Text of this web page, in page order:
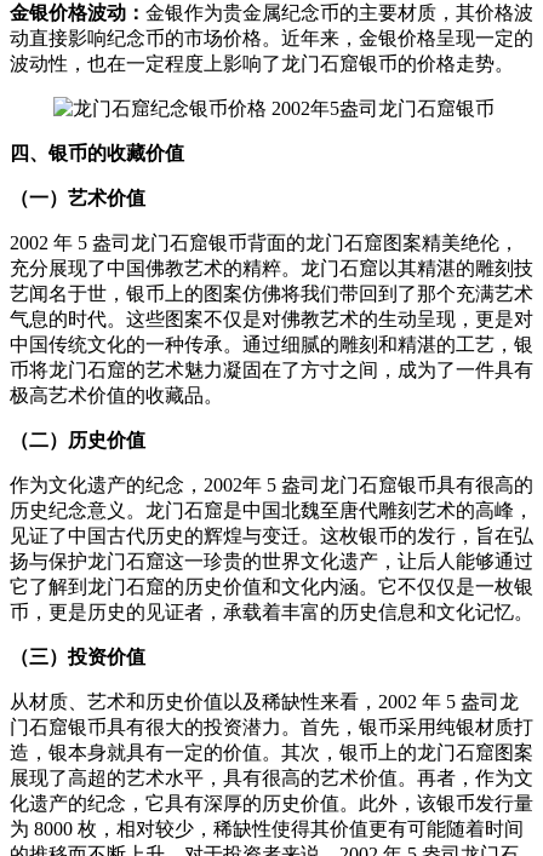
金银价格波动： 金银作为贵金属纪念币的主要材质，其价格波
动直接影响纪念币的市场价格。近年来，金银价格呈现一定的
波动性，也在一定程度上影响了龙门石窟银币的价格走势。
四、银币的收藏价值
（一）艺术价值
2002 年 5 盎司龙门石窟银币背面的龙门石窟图案精美绝伦，
充分展现了中国佛教艺术的精粹。龙门石窟以其精湛的雕刻技
艺闻名于世，银币上的图案仿佛将我们带回到了那个充满艺术
气息的时代。这些图案不仅是对佛教艺术的生动呈现，更是对
中国传统文化的一种传承。通过细腻的雕刻和精湛的工艺，银
币将龙门石窟的艺术魅力凝固在了方寸之间，成为了一件具有
极高艺术价值的收藏品。
（二）历史价值
作为文化遗产的纪念，2002年 5 盎司龙门石窟银币具有很高的
历史纪念意义。龙门石窟是中国北魏至唐代雕刻艺术的高峰，
见证了中国古代历史的辉煌与变迁。这枚银币的发行，旨在弘
扬与保护龙门石窟这一珍贵的世界文化遗产，让后人能够通过
它了解到龙门石窟的历史价值和文化内涵。它不仅仅是一枚银
币，更是历史的见证者，承载着丰富的历史信息和文化记忆。
（三）投资价值
从材质、艺术和历史价值以及稀缺性来看，2002 年 5 盎司龙
门石窟银币具有很大的投资潜力。首先，银币采用纯银材质打
造，银本身就具有一定的价值。其次，银币上的龙门石窟图案
展现了高超的艺术水平，具有很高的艺术价值。再者，作为文
化遗产的纪念，它具有深厚的历史价值。此外，该银币发行量
为 8000 枚，相对较少，稀缺性使得其价值更有可能随着时间